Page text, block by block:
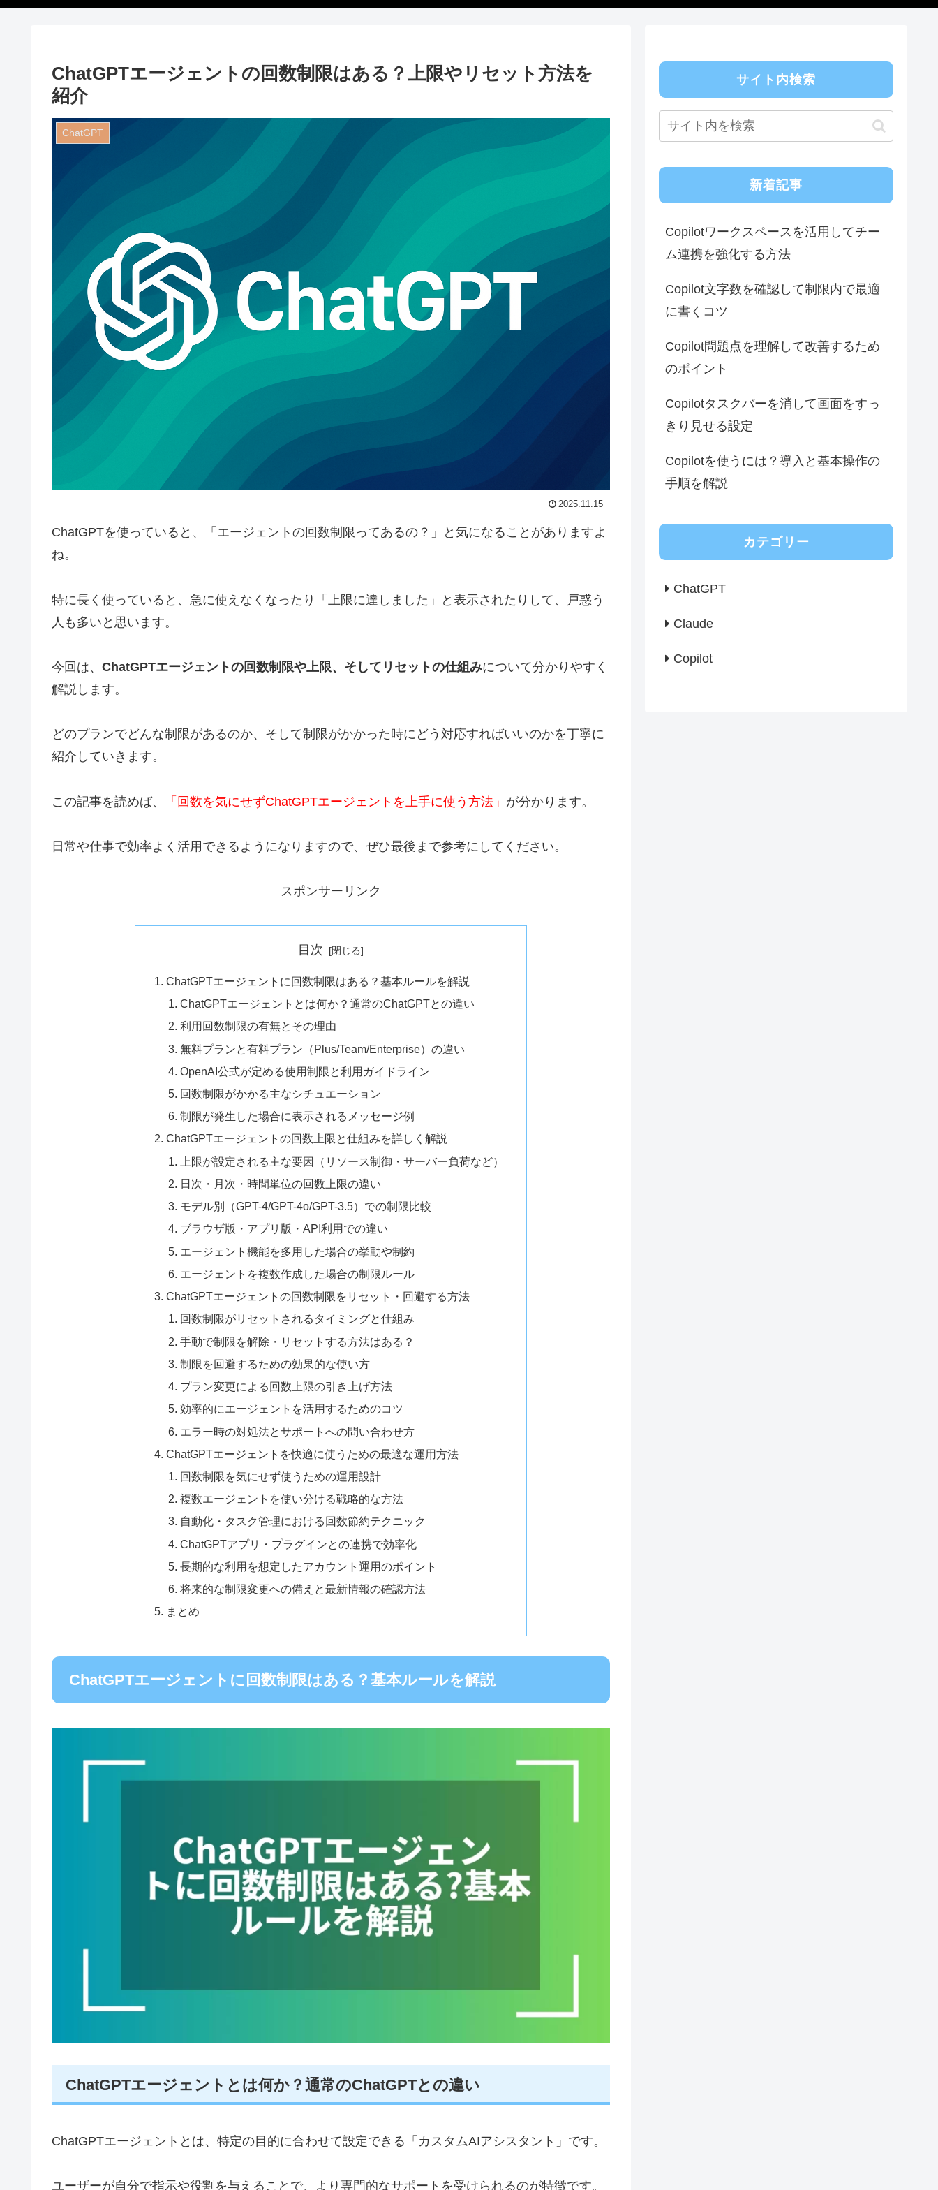
ChatGPTエージェントの回数制限はある？上限やリセット方法を
紹介
ChatGPT
2025.11.15
ChatGPTを使っていると、「エージェントの回数制限ってあるの？」と気になることがありますよ
ね。
特に長く使っていると、急に使えなくなったり「上限に達しました」と表示されたりして、戸惑う
人も多いと思います。
今回は、 ChatGPTエージェントの回数制限や上限、そしてリセットの仕組みについて分かりやすく
解説します。
どのプランでどんな制限があるのか、そして制限がかかった時にどう対応すればいいのかを丁寧に
紹介していきます。
この記事を読めば、 「回数を気にせずChatGPTエージェントを上手に使う方法」 が分かります。
日常や仕事で効率よく活用できるようになりますので、ぜひ最後まで参考にしてください。
スポンサーリンク
目次
ChatGPTエージェントに回数制限はある？基本ルールを解説
ChatGPTエージェントとは何か？通常のChatGPTとの違い
利用回数制限の有無とその理由
無料プランと有料プラン（Plus/Team/Enterprise）の違い
OpenAI公式が定める使用制限と利用ガイドライン
回数制限がかかる主なシチュエーション
制限が発生した場合に表示されるメッセージ例
ChatGPTエージェントの回数上限と仕組みを詳しく解説
上限が設定される主な要因（リソース制御・サーバー負荷など）
日次・月次・時間単位の回数上限の違い
モデル別（GPT-4/GPT-4o/GPT-3.5）での制限比較
ブラウザ版・アプリ版・API利用での違い
エージェント機能を多用した場合の挙動や制約
エージェントを複数作成した場合の制限ルール
ChatGPTエージェントの回数制限をリセット・回避する方法
回数制限がリセットされるタイミングと仕組み
手動で制限を解除・リセットする方法はある？
制限を回避するための効果的な使い方
プラン変更による回数上限の引き上げ方法
効率的にエージェントを活用するためのコツ
エラー時の対処法とサポートへの問い合わせ方
ChatGPTエージェントを快適に使うための最適な運用方法
回数制限を気にせず使うための運用設計
複数エージェントを使い分ける戦略的な方法
自動化・タスク管理における回数節約テクニック
ChatGPTアプリ・プラグインとの連携で効率化
長期的な利用を想定したアカウント運用のポイント
将来的な制限変更への備えと最新情報の確認方法
まとめ
ChatGPTエージェントに回数制限はある？基本ルールを解説
ChatGPTエージェントとは何か？通常のChatGPTとの違い
ChatGPTエージェントとは、特定の目的に合わせて設定できる「カスタムAIアシスタント」です。
ユーザーが自分で指示や役割を与えることで、より専門的なサポートを受けられるのが特徴です。
サイト内検索
新着記事
Copilotワークスペースを活用してチー
ム連携を強化する方法
Copilot文字数を確認して制限内で最適
に書くコツ
Copilot問題点を理解して改善するため
のポイント
Copilotタスクバーを消して画面をすっ
きり見せる設定
Copilotを使うには？導入と基本操作の
手順を解説
カテゴリー
ChatGPT
Claude
Copilot